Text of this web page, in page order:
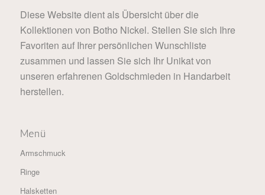
Diese Website dient als Übersicht über die
Kollektionen von Botho Nickel. Stellen Sie sich Ihre
Favoriten auf Ihrer persönlichen Wunschliste
zusammen und lassen Sie sich Ihr Unikat von
unseren erfahrenen Goldschmieden in Handarbeit
herstellen.
Menü
Armschmuck
Ringe
Halsketten